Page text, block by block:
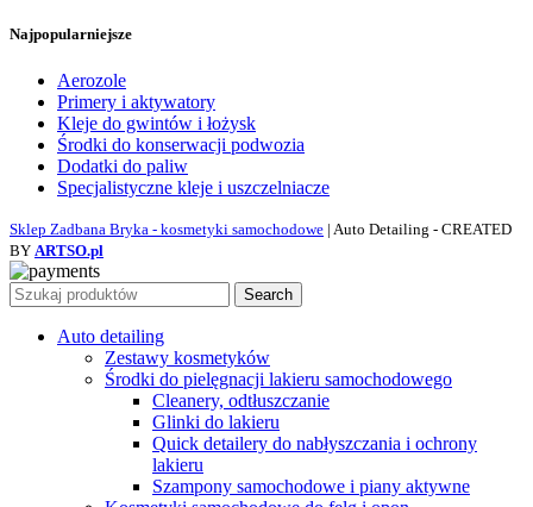
Najpopularniejsze
Aerozole
Primery i aktywatory
Kleje do gwintów i łożysk
Środki do konserwacji podwozia
Dodatki do paliw
Specjalistyczne kleje i uszczelniacze
Sklep Zadbana Bryka - kosmetyki samochodowe | Auto Detailing - CREATED
BY ARTSO.pl
Search
Auto detailing
Zestawy kosmetyków
Środki do pielęgnacji lakieru samochodowego
Cleanery, odtłuszczanie
Glinki do lakieru
Quick detailery do nabłyszczania i ochrony
lakieru
Szampony samochodowe i piany aktywne